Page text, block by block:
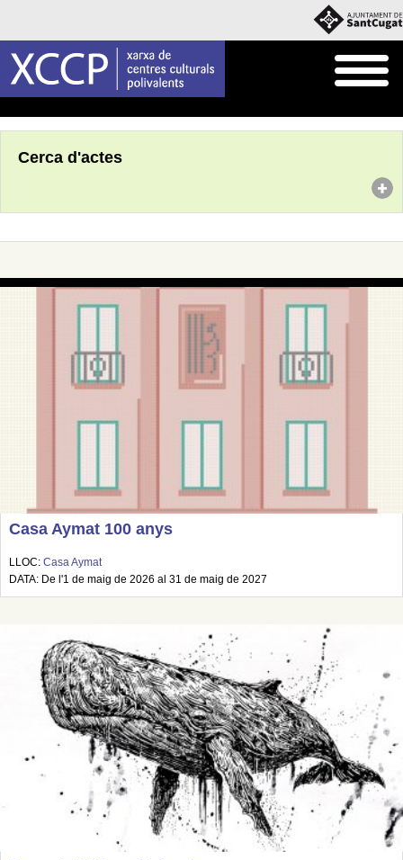
Cerca d'actes
Casa Aymat 100 anys
LLOC: Casa Aymat
DATA: De l'1 de maig de 2026 al 31 de maig de 2027